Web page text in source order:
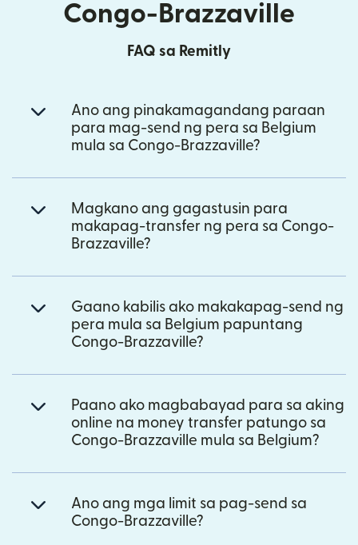
Congo-Brazzaville
FAQ sa Remitly
Ano ang pinakamagandang paraan
para mag-send ng pera sa Belgium
mula sa Congo-Brazzaville?
Magkano ang gagastusin para
makapag-transfer ng pera sa Congo-
Brazzaville?
Gaano kabilis ako makakapag-send ng
pera mula sa Belgium papuntang
Congo-Brazzaville?
Paano ako magbabayad para sa aking
online na money transfer patungo sa
Congo-Brazzaville mula sa Belgium?
Ano ang mga limit sa pag-send sa
Congo-Brazzaville?